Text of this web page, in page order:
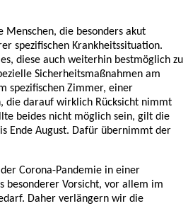
Menschen, die besonders akut
spezifischen Krankheitssituation.
diese auch weiterhin bestmöglich zu
Sicherheitsmaßnahmen am
spezifischen Zimmer, einer
die darauf wirklich Rücksicht nimmt
beides nicht möglich sein, gilt die
Ende August. Dafür übernimmt der
Corona-Pandemie in einer
besonderer Vorsicht, vor allem im
Daher verlängern wir die